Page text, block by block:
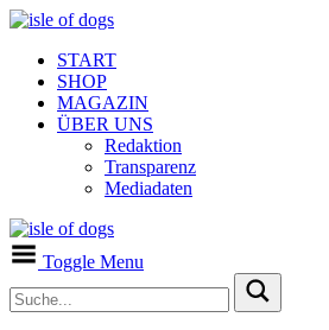
START
SHOP
MAGAZIN
ÜBER UNS
Redaktion
Transparenz
Mediadaten
Toggle Menu